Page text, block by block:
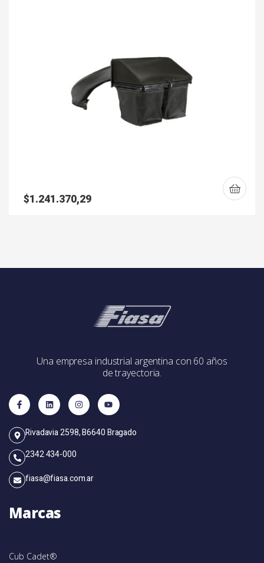
$1.241.370,29
Una empresa industrial argentina con 60 años
de trayectoria.
Rivadavia 2598, B6640 Bragado
2342 434-000
fiasa@fiasa.com.ar
Marcas
Cub Cadet®